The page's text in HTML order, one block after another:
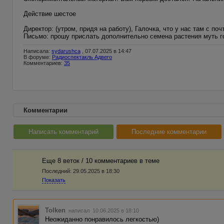
Действие шестое
Директор: (утром, придя на работу), Галочка, что у нас там с
Письмо: прошу прислать дополнительно семена растения муть
Написала: sydarushca , 07.07.2025 в 14:47
В форуме: Радиоспектакль Адвего
Комментариев: 35
Комментарии
Написать комментарий Последние комментарии
Еще 8 веток / 10 комментариев в темe
Последний: 29.05.2025 в 18:30
Показать
Tolken написал 10.06.2025 в 18:10
Неожиданно понравилось легкостью)